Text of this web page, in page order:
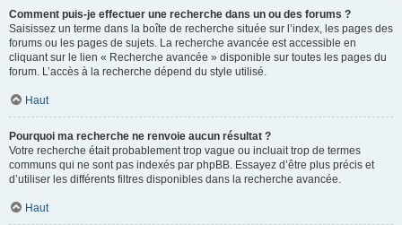
Comment puis-je effectuer une recherche dans un ou des forums ?
Saisissez un terme dans la boîte de recherche située sur l’index, les pages des
forums ou les pages de sujets. La recherche avancée est accessible en
cliquant sur le lien « Recherche avancée » disponible sur toutes les pages du
forum. L’accès à la recherche dépend du style utilisé.
Haut
Pourquoi ma recherche ne renvoie aucun résultat ?
Votre recherche était probablement trop vague ou incluait trop de termes
communs qui ne sont pas indexés par phpBB. Essayez d’être plus précis et
d’utiliser les différents filtres disponibles dans la recherche avancée.
Haut